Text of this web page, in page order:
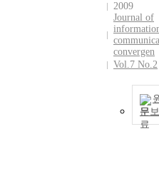
2009
Journal of
convergen
Vol.7 No.2
문